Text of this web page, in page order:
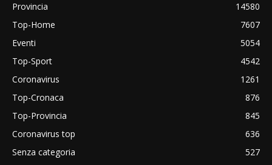
Provincia
14580
Top-Home
7607
Eventi
5054
Top-Sport
4542
Coronavirus
1261
Top-Cronaca
876
Top-Provincia
845
Coronavirus top
636
Senza categoria
527